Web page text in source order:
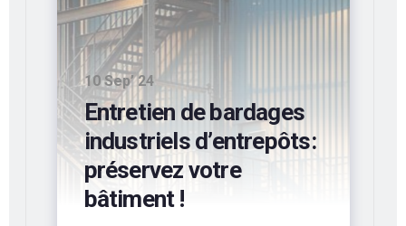
10 Sep’ 24
Entretien de bardages
industriels d’entrepôts:
préservez votre
bâtiment !